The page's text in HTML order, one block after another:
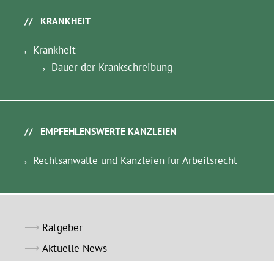
KRANKHEIT
Krankheit
Dauer der Krankschreibung
EMPFEHLENSWERTE KANZLEIEN
Rechtsanwälte und Kanzleien für Arbeitsrecht
Ratgeber
Aktuelle News